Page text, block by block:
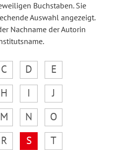
Buchstaben. Sie
Auswahl angezeigt.
Nachname der Autorin
C D
E
H I
J
M N
O
R S
T